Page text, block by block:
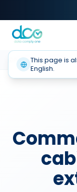
Accueil Solutions
This page is
English.